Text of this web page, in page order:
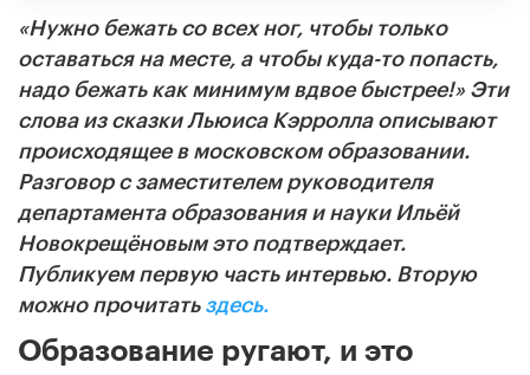
«Нужно бежать со всех ног, чтобы только
оставаться на месте, а чтобы куда-то попасть,
надо бежать как минимум вдвое быстрее!» Эти
слова из сказки Льюиса Кэрролла описывают
происходящее в московском образовании.
Разговор с заместителем руководителя
департамента образования и науки Ильёй
Новокрещёновым это подтверждает.
Публикуем первую часть интервью. Вторую
можно прочитать здесь.
Образование ругают, и это